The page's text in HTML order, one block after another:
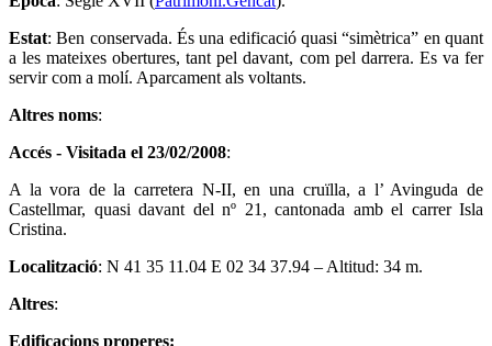
Estat: Ben conservada. És una edificació quasi “simètrica” en quant
a les mateixes obertures, tant pel davant, com pel darrera. Es va fer
servir com a molí. Aparcament als voltants.
Altres noms:
Accés - Visitada el 23/02/2008:
A la vora de la carretera N-II, en una cruïlla, a l’ Avinguda de
Castellmar, quasi davant del nº 21, cantonada amb el carrer Isla
Cristina.
Localització: N 41 35 11.04 E 02 34 37.94 – Altitud: 34 m.
Altres:
Edificacions properes: